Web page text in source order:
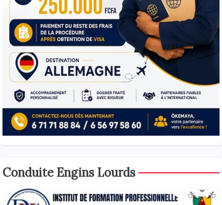
Conduite Engins Lourds